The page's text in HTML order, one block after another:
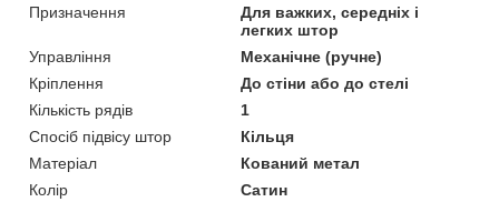
Призначення
Для важких, середніх і
легких штор
Управління
Механічне (ручне)
Кріплення
До стіни або до стелі
Кількість рядів
1
Спосіб підвісу штор
Кільця
Матеріал
Кований метал
Колір
Сатин